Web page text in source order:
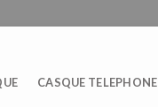
CASQUE TELEPHONE